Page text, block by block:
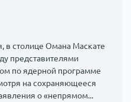
в столице Омана Маскате
представителями
по ядерной программе
на сохраняющееся
о «непрямом...